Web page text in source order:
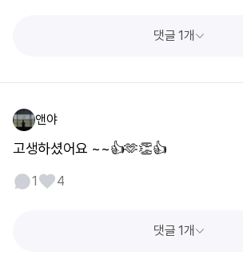
댓글 1개
앤야
고생하셨어요 ~~👍🫶👏👍
1 4
댓글 1개